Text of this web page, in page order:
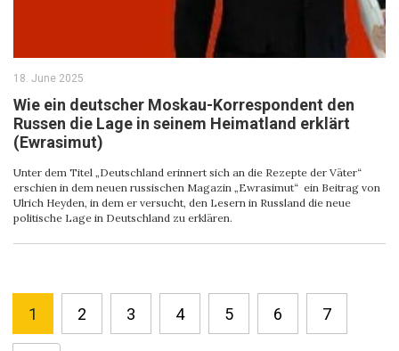
18. June 2025
Wie ein deutscher Moskau-Korrespondent den
Russen die Lage in seinem Heimatland erklärt
(Ewrasimut)
Unter dem Titel „Deutschland erinnert sich an die Rezepte der Väter“
erschien in dem neuen russischen Magazin „Ewrasimut“ ein Beitrag von
Ulrich Heyden, in dem er versucht, den Lesern in Russland die neue
politische Lage in Deutschland zu erklären.
1 2 3 4 5 6 7